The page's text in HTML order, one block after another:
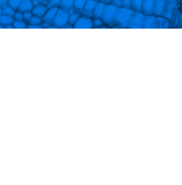
translationnelle